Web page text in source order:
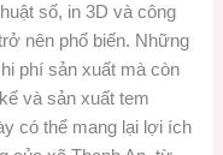
số, in 3D và công
nên phổ biến. Những
phí sản xuất mà còn
và sản xuất tem
có thể mang lại lợi ích